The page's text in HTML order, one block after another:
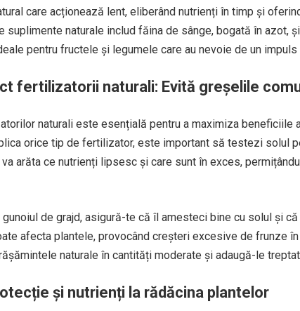
care acționează lent, eliberând nutrienți în timp și
suplimente naturale includ făina de sânge, bogată în azot,
pentru fructele și legumele care au nevoie de un
fertilizatorii naturali: Evită greșelile
naturali este esențială pentru a maximiza beneficiile
orice tip de fertilizator, este important să testezi solul
arăta ce nutrienți lipsesc și care sunt în exces,
de grajd, asigură-te că îl amesteci bine cu solul și
afecta plantele, provocând creșteri excesive de frunze
naturale în cantități moderate și adaugă-le
și nutrienți la rădăcina plantelor